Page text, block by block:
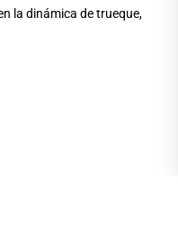
la dinámica de trueque,